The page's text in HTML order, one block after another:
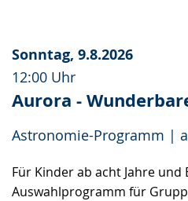
Sonntag, 9.8.2026
12:00 Uhr
Aurora -
Astronomie-Programm |
Für Kinder ab acht Jahre und
Auswahlprogramm für